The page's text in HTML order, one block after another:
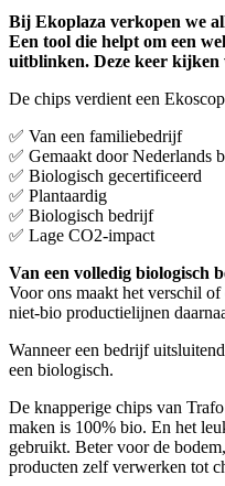
Bij Ekoplaza verkopen we
Een tool die helpt om een
uitblinken. Deze keer kijken
De chips verdient een
✅ Van een familiebedrijf
✅ Gemaakt door Nederlands
✅ Biologisch gecertificeerd
✅ Plantaardig
✅ Biologisch bedrijf
✅ Lage CO2-impact
Van een volledig biologisch
Voor ons maakt het verschil
niet-bio productielijnen
Wanneer een bedrijf
een biologisch.
De knapperige chips van
maken is 100% bio. En het
gebruikt. Beter voor de
producten zelf verwerken tot